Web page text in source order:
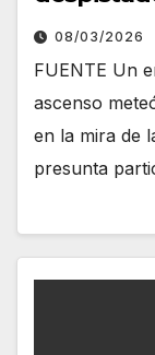
08/03/2026
FUENTE Un
ascenso
en la mira de
presunta